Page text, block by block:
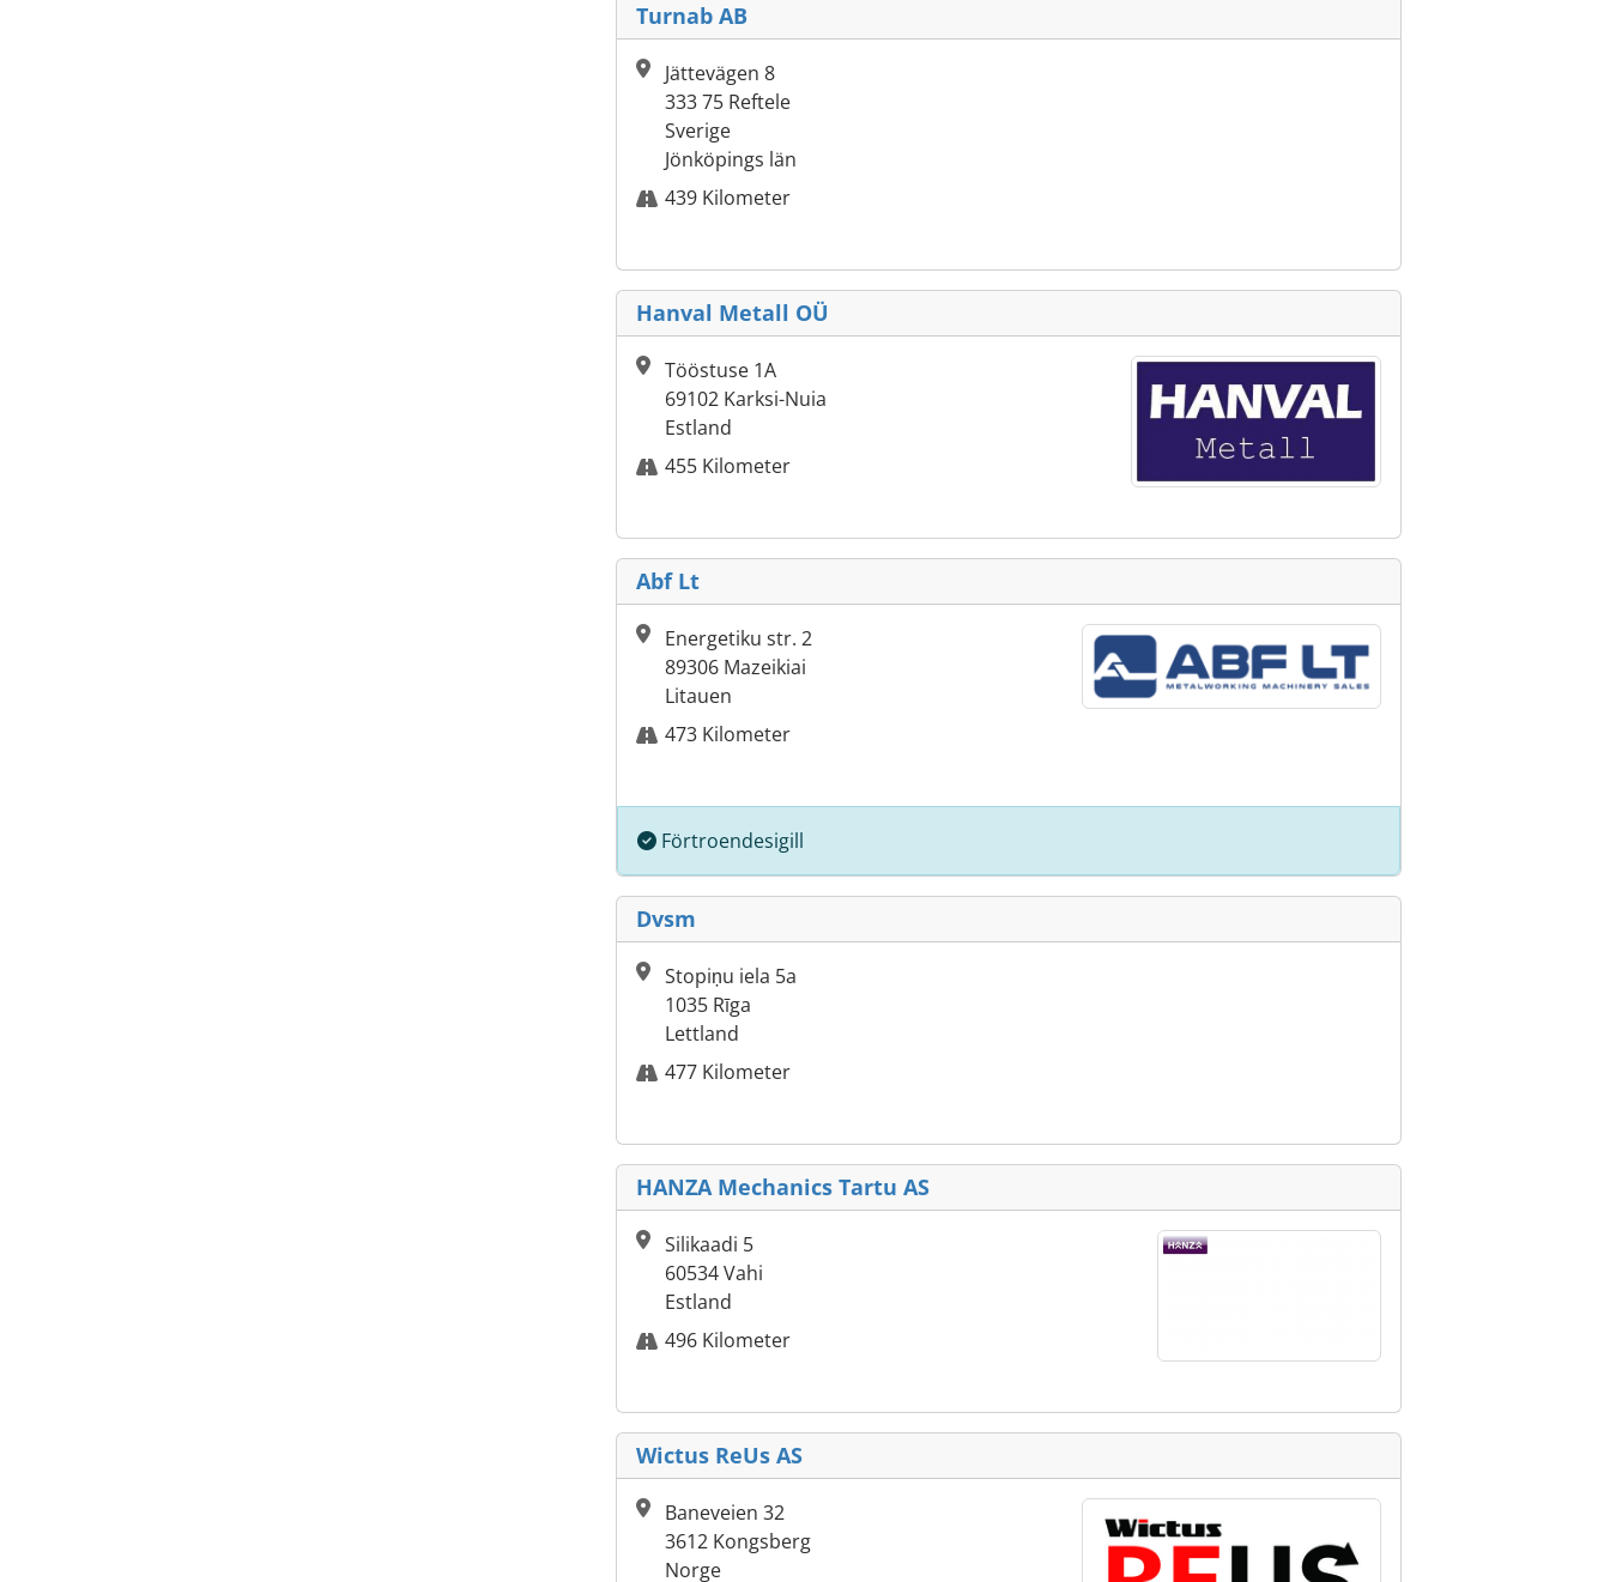
Turnab AB
Jättevägen 8
333 75 Reftele
Sverige
Jönköpings län
439 Kilometer
Hanval Metall OÜ
Tööstuse 1A
69102 Karksi-Nuia
Estland
455 Kilometer
Abf Lt
Energetiku str. 2
89306 Mazeikiai
Litauen
473 Kilometer
Förtroendesigill
Dvsm
Stopiņu iela 5a
1035 Rīga
Lettland
477 Kilometer
HANZA Mechanics Tartu AS
Silikaadi 5
60534 Vahi
Estland
496 Kilometer
Wictus ReUs AS
Baneveien 32
3612 Kongsberg
Norge